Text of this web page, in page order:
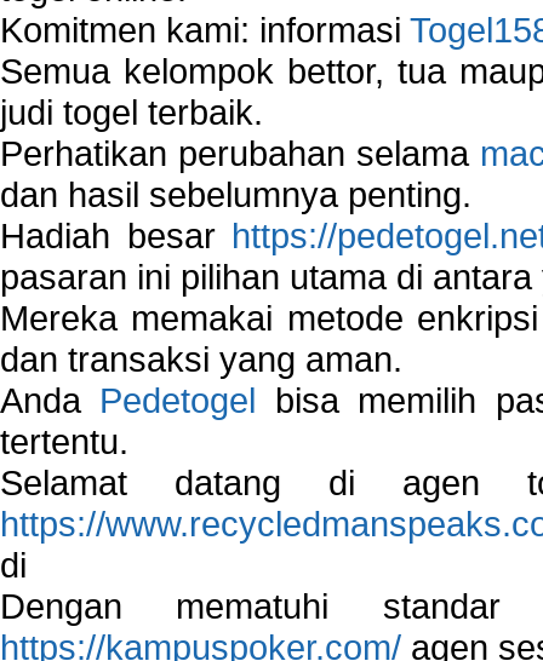
Komitmen kami: informasi
Semua kelompok bettor, tua
judi togel terbaik.
Perhatikan perubahan selama
dan hasil sebelumnya penting.
Hadiah besar https://
pasaran ini pilihan utama di
Mereka memakai metode
dan transaksi yang aman.
Anda Pedetogel bisa memilih
tertentu.
Selamat datang di agen
https://
di
Dengan mematuhi
https://kampuspoker.com/ agen